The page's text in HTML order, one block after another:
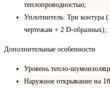
теплопроводностью;
Уплотнитель: Три контура
чертежам + 2 D-образных);
Дополнительные особенности
Уровень тепло-
Наружное открывание на